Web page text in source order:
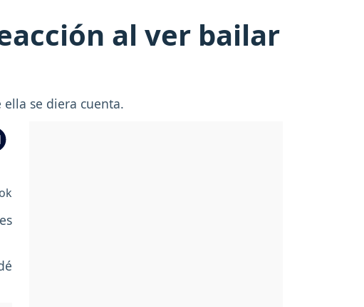
al ver bailar
se diera cuenta.